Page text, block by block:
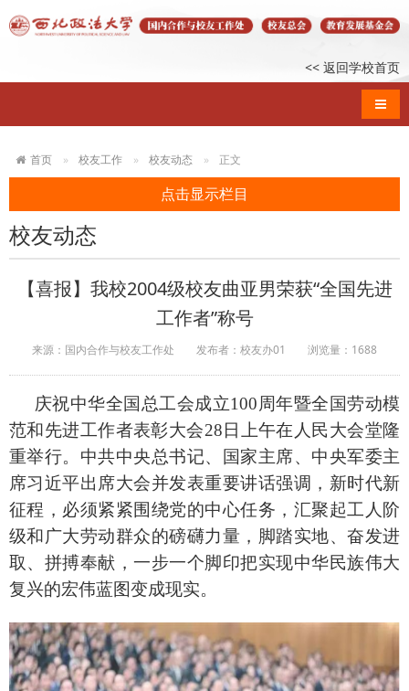
<< 返回学校首页
导航
首页 校友工作 校友动态 正文
点击显示栏目
校友动态
【喜报】我校2004级校友曲亚男荣获“全国先进
工作者”称号
来源：国内合作与校友工作处 发布者：校友办01 浏览量： 1688
庆祝中华全国总工会成立100周年暨全国劳动模
范和先进工作者表彰大会28日上午在人民大会堂隆
重举行。中共中央总书记、国家主席、中央军委主
席习近平出席大会并发表重要讲话强调，新时代新
征程，必须紧紧围绕党的中心任务，汇聚起工人阶
级和广大劳动群众的磅礴力量，脚踏实地、奋发进
取、拼搏奉献，一步一个脚印把实现中华民族伟大
复兴的宏伟蓝图变成现实。